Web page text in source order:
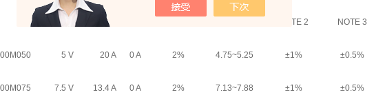
VOLTAGE
LOAD
ADJ. RANGE
NOTE 2 NOTE 3
5 V 20 A 0 A 2% 4.75~5.25 ±1% ±0.5%
7.5 V 13.4 A 0 A 2% 7.13~7.88 ±1% ±0.5%